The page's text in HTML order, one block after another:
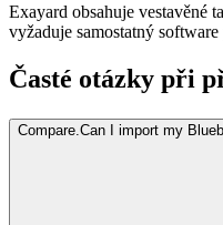
Exayard obsahuje vestavěné
vyžaduje samostatný
Časté otázky při
Compare.Can I import my